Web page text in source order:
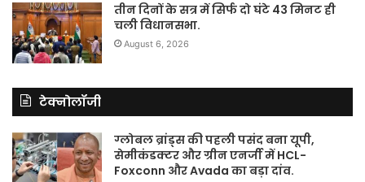
तीन दिनों के सत्र में सिर्फ दो घंटे 43 मिनट ही
चली विधानसभा.
August 6, 2026
टेक्नोलॉजी
ग्लोबल ब्रांड्स की पहली पसंद बना यूपी,
सेमीकंडक्टर और ग्रीन एनर्जी में HCL-
Foxconn और Avada का बड़ा दांव.